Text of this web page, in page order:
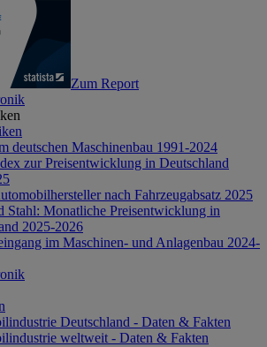
Zum Report
deutschen Maschinenbau 1991-2024
zur Preisentwicklung in Deutschland
nach Fahrzeugabsatz 2025
Stahl: Monatliche Preisentwicklung in
2025-2026
im Maschinen- und Anlagenbau 2024-
Deutschland - Daten & Fakten
weltweit - Daten & Fakten